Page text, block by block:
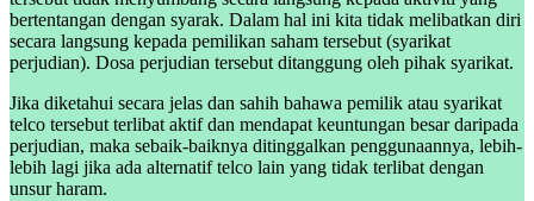
bertentangan dengan syarak. Dalam hal ini kita tidak melibatkan diri
secara langsung kepada pemilikan saham tersebut (syarikat
perjudian). Dosa perjudian tersebut ditanggung oleh pihak syarikat.
Jika diketahui secara jelas dan sahih bahawa pemilik atau syarikat
telco tersebut terlibat aktif dan mendapat keuntungan besar daripada
perjudian, maka sebaik-baiknya ditinggalkan penggunaannya, lebih-
lebih lagi jika ada alternatif telco lain yang tidak terlibat dengan
unsur haram.